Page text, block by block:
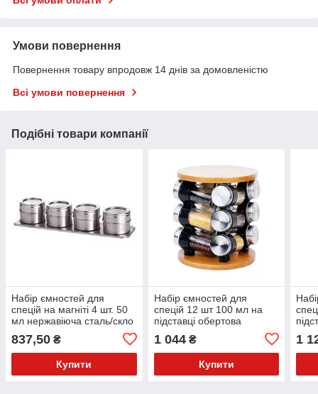
Умови повернення
Повернення товару впродовж 14 днів за домовленістю
Всі умови повернення
Подібні товари компанії
Набір ємностей для
спецій на магніті 4 шт. 50
мл нержавіюча сталь/скло
837,50 ₴
Купити
Набір ємностей для
спецій 12 шт 100 мл на
підставці обертова
неіржавка сталь
1 044₴
Купити
1